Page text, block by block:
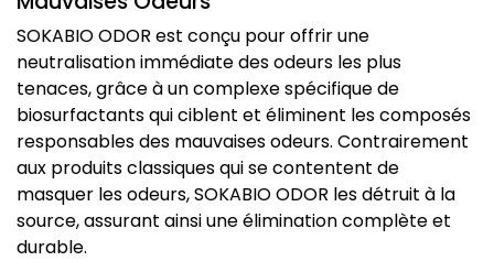
SOKABIO ODOR est conçu pour offrir une
neutralisation immédiate des odeurs les plus
tenaces, grâce à un complexe spécifique de
biosurfactants qui ciblent et éliminent les composés
responsables des mauvaises odeurs. Contrairement
aux produits classiques qui se contentent de
masquer les odeurs, SOKABIO ODOR les détruit à la
source, assurant ainsi une élimination complète et
durable.